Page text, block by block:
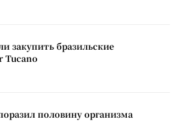
закупить бразильские
Tucano
половину организма